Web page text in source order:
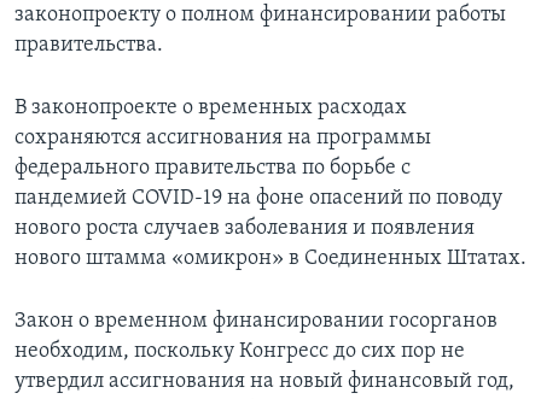
законопроекту о полном финансировании работы
правительства.
В законопроекте о временных расходах
сохраняются ассигнования на программы
федерального правительства по борьбе с
пандемией COVID-19 на фоне опасений по поводу
нового роста случаев заболевания и появления
нового штамма «омикрон» в Соединенных Штатах.
Закон о временном финансировании госорганов
необходим, поскольку Конгресс до сих пор не
утвердил ассигнования на новый финансовый год,